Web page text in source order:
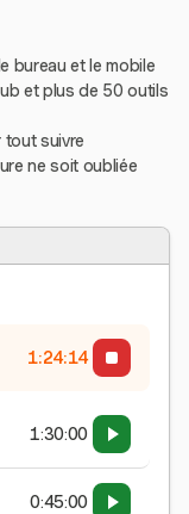
bureau et le mobile
et plus de 50 outils
tout suivre
ne soit oubliée
1:24:15
1:30:00
0:45:00